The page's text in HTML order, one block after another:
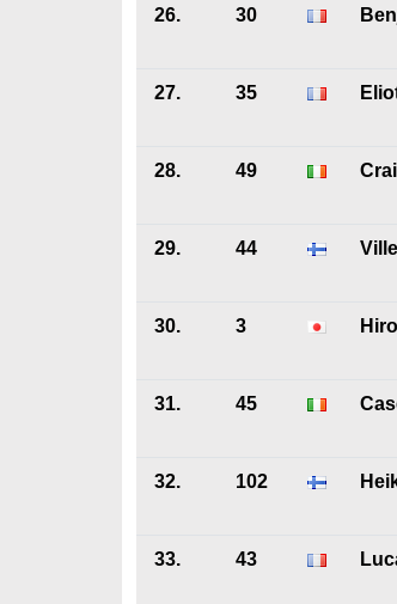
26. 30
27. 35
28. 49
29. 44
30. 3
31. 45
32. 102
33. 43